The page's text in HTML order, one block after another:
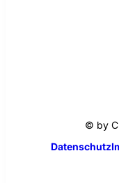
© by
Datenschutz